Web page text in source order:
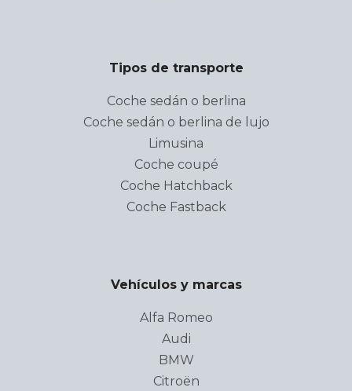
Tipos de transporte
Coche sedán o berlina
Coche sedán o berlina de lujo
Limusina
Coche coupé
Coche Hatchback
Coche Fastback
Vehículos y marcas
Alfa Romeo
Audi
BMW
Citroën